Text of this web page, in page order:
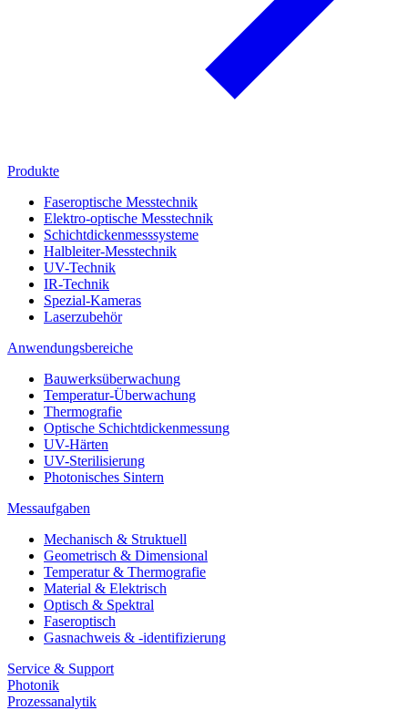
Produkte
Faseroptische Messtechnik
Elektro-optische Messtechnik
Schichtdickenmesssysteme
Halbleiter-Messtechnik
UV-Technik
IR-Technik
Spezial-Kameras
Laserzubehör
Anwendungsbereiche
Bauwerksüberwachung
Temperatur-Überwachung
Thermografie
Optische Schichtdickenmessung
UV-Härten
UV-Sterilisierung
Photonisches Sintern
Messaufgaben
Mechanisch & Struktuell
Geometrisch & Dimensional
Temperatur & Thermografie
Material & Elektrisch
Optisch & Spektral
Faseroptisch
Gasnachweis & -identifizierung
Service & Support
Photonik
Prozessanalytik